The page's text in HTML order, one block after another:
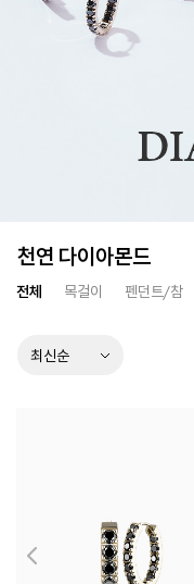
천연 다이아몬드
전체 목걸이 펜던트/참